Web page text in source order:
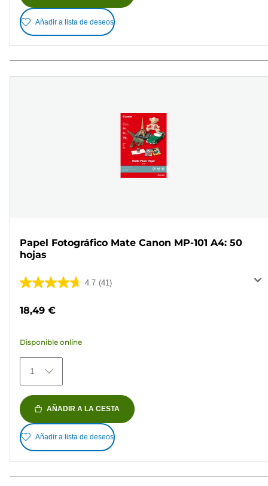
Añadir a lista de deseos
Papel Fotográfico Mate Canon MP-101 A4: 50
hojas
4.7 (41)
4.7
41
reseñas
18,49 €
Disponible online
1
AÑADIR A LA CESTA
Añadir a lista de deseos